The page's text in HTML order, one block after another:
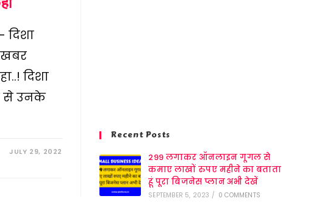
दिशा
खबर
दिशा
से उनके
JULY 29, 2022
Recent Posts
299 लगाकर ऑनलाइन गूगल से
कमाए लाखों रुपए महीने का बताता
हूं पूरा बिजनेस प्लान अभी देखें
SEPTEMBER 5, 2023 / 0 COMMENTS